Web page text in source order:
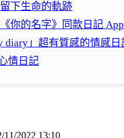
下生命的軌跡
你的名字》同款日記
diary」超有質感的情感
情日記
2022 13:10